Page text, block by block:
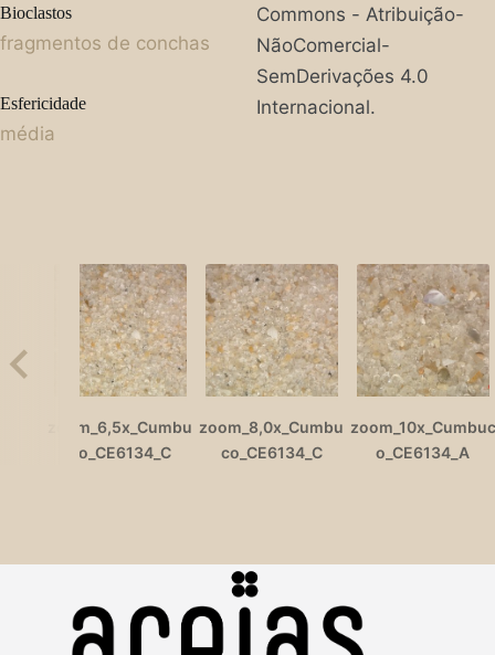
zoom_6,5x_Cumbu
co_CE6134_C
zoom_8,0x_Cumbu
co_CE6134_C
zoom_10x_Cumbuc
o_CE6134_A
Bioclastos
fragmentos de conchas
Esfericidade
média
Commons - Atribuição-
NãoComercial-
SemDerivações 4.0
Internacional.